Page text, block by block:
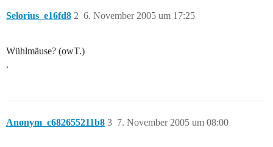
Selorius_e16fd8 6. November 2005 um 17:25
2
Wühlmäuse? (owT.)
.
Anonym_c682655211b8 7. November 2005 um 08:00
3